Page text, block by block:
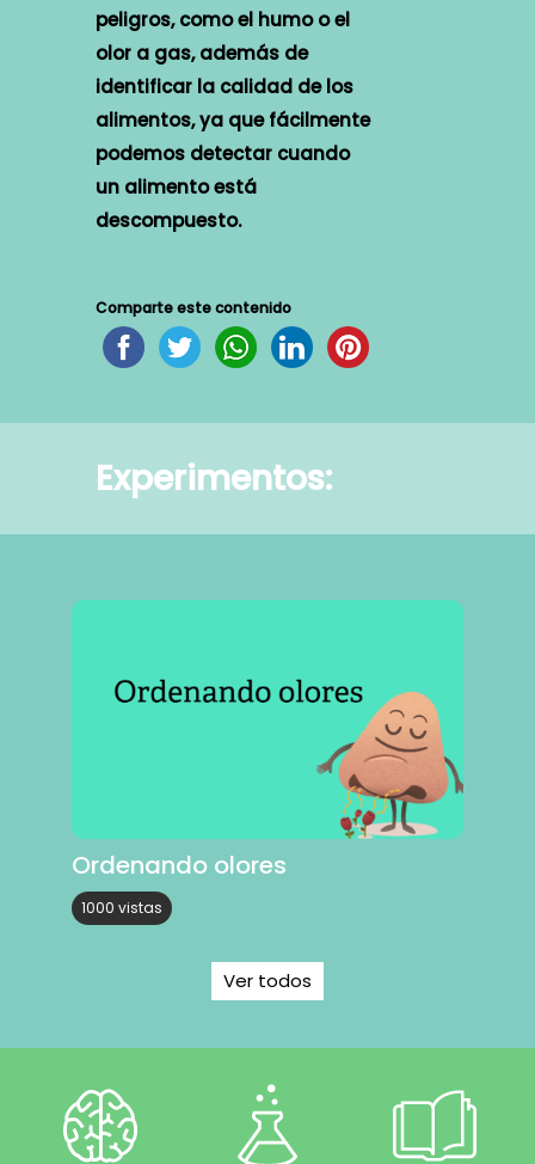
peligros, como el humo o el
olor a gas, además de
identificar la calidad de los
alimentos, ya que fácilmente
podemos detectar cuando
un alimento está
descompuesto.
Comparte este contenido
Experimentos:
Ordenando olores
1000 vistas
Ver todos